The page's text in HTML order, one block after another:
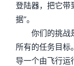
登陆器，把它带
据”。
你们的挑战是
所有的任务目标
导一个由飞行运